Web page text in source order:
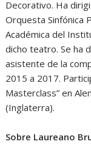
Decorativo. Ha
Orquesta Sinfónica
Académica del
dicho teatro. Se ha
asistente de la
2015 a 2017.
Masterclass” en
(Inglaterra).
Sobre Laureano